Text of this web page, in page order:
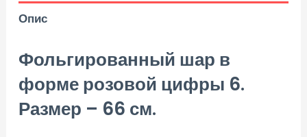
Опис
Фольгированный шар в
форме розовой цифры 6.
Размер – 66 см.